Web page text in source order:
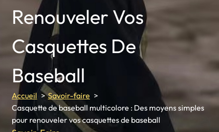
Renouveler Vos
Casquettes De
Baseball
Accueil
Savoir-faire
Casquette de baseball multicolore : Des moyens simples
pour renouveler vos casquettes de baseball